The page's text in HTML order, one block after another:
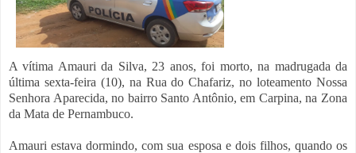
A vítima Amauri da Silva, 23 anos, foi morto, na madrugada da
última sexta-feira (10), na Rua do Chafariz, no loteamento Nossa
Senhora Aparecida, no bairro Santo Antônio, em Carpina, na Zona
da Mata de Pernambuco.
Amauri estava dormindo, com sua esposa e dois filhos, quando os